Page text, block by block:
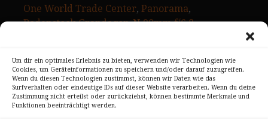
Um dir ein optimales Erlebnis zu bieten, verwenden wir Technologien wie
Cookies, um Geräteinformationen zu speichern und/oder darauf zuzugreifen.
Wenn du diesen Technologien zustimmst, können wir Daten wie das
Surfverhalten oder eindeutige IDs auf dieser Website verarbeiten. Wenn du deine
Zustimmung nicht erteilst oder zurückziehst, können bestimmte Merkmale und
Funktionen beeinträchtigt werden.
One World Trade Center, Panorama
Rodenstock Grandagon-N 90mm f/6.8 ,
Ostküste